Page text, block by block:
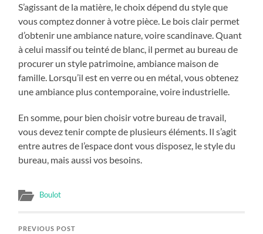
S’agissant de la matière, le choix dépend du style que
vous comptez donner à votre pièce. Le bois clair permet
d’obtenir une ambiance nature, voire scandinave. Quant
à celui massif ou teinté de blanc, il permet au bureau de
procurer un style patrimoine, ambiance maison de
famille. Lorsqu’il est en verre ou en métal, vous obtenez
une ambiance plus contemporaine, voire industrielle.
En somme, pour bien choisir votre bureau de travail,
vous devez tenir compte de plusieurs éléments. Il s’agit
entre autres de l’espace dont vous disposez, le style du
bureau, mais aussi vos besoins.
Boulot
PREVIOUS POST